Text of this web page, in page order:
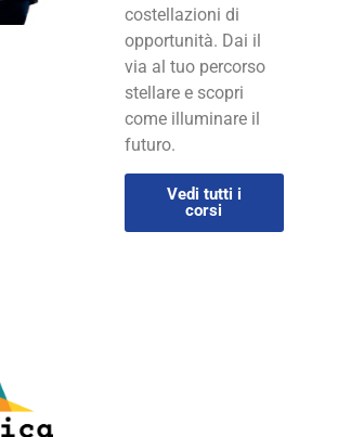
costellazioni di
opportunità. Dai il
via al tuo percorso
stellare e scopri
come illuminare il
futuro.
Vedi tutti i
corsi